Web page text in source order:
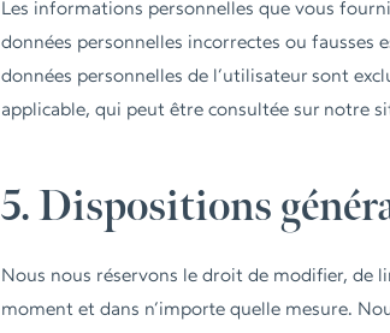
Les informations personnelles que vous
données personnelles incorrectes ou fausses
données personnelles de l’utilisateur sont
applicable, qui peut être consultée sur notre
5. Dispositions
Nous nous réservons le droit de modifier, de
moment et dans n’importe quelle mesure.